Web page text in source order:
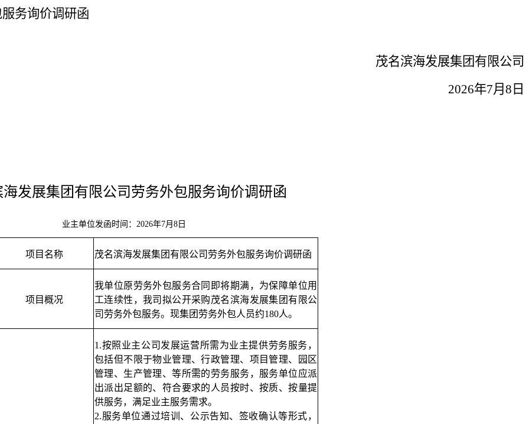
务询价调研函
茂名滨海发展集团有限公司
2026年7月8日
发展集团有限公司劳务外包服务询价调研函
业主单位发函时间：2026年7月8日
项目名称 茂名滨海发展集团有限公司劳务外包服务询价调研函
项目概况
我单位原劳务外包服务合同即将期满，为保障单位用
工连续性，我司拟公开采购茂名滨海发展集团有限公
司劳务外包服务。 现集团劳务外包人员约180人。
1.按照业主公司发展运营所需为业主提供劳务服务，
包括但不限于物业管理、行政管理、项目管理、园区
管理、生产管理、等所需的劳务服务，服务单位应派
出派出足额的、符合要求的人员按时、按质、按量提
供服务，满足业主服务需求。
2.服务单位通过培训、公示告知、签收确认等形式，